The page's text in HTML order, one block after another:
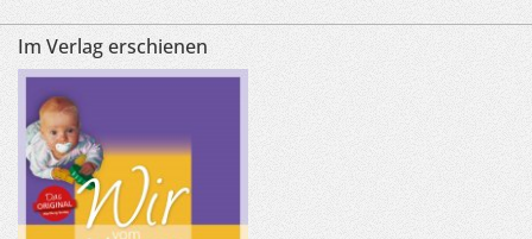
Im Verlag erschienen